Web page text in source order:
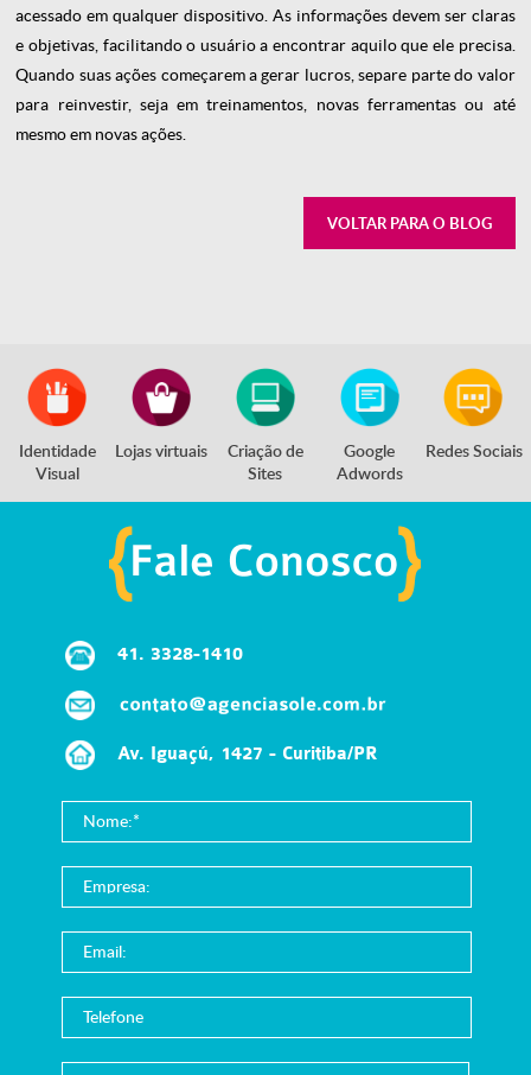
acessado em qualquer dispositivo. As informações devem ser claras
e objetivas, facilitando o usuário a encontrar aquilo que ele precisa.
Quando suas ações começarem a gerar lucros, separe parte do valor
para reinvestir, seja em treinamentos, novas ferramentas ou até
mesmo em novas ações.
VOLTAR PARA O BLOG
Identidade
Visual
Lojas virtuais
Criação de
Sites
Google
Adwords
Redes Sociais
41. 3328-1410
Av. Iguaçú, 1427 - Curitiba/PR